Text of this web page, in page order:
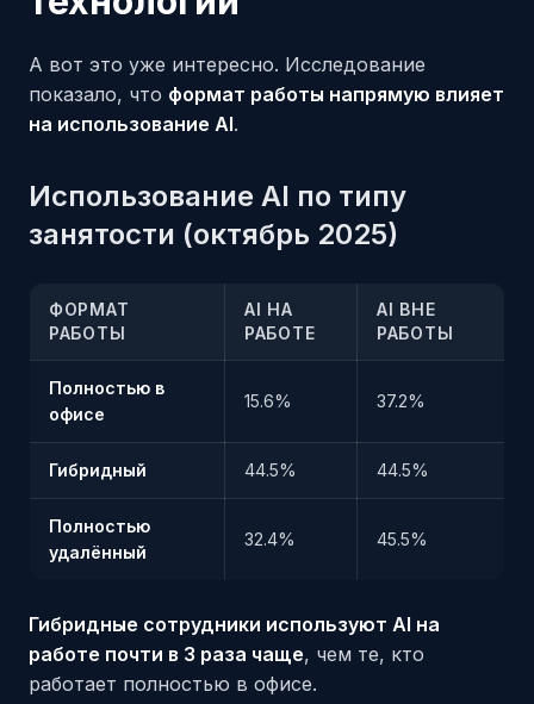
А вот это уже интересно. Исследование
показало, что формат работы напрямую влияет
на использование AI.
Использование AI по типу
занятости (октябрь 2025)
ФОРМАТ
РАБОТЫ
AI НА
РАБОТЕ
AI ВНЕ
РАБОТЫ
Полностью в
офисе
15.6% 37.2%
Гибридный 44.5% 44.5%
Полностью
удалённый
32.4% 45.5%
Гибридные сотрудники используют AI на
работе почти в 3 раза чаще, чем те, кто
работает полностью в офисе.